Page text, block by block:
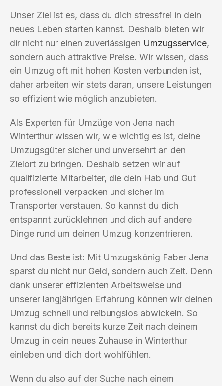
Unser Ziel ist es, dass du dich stressfrei in dein
neues Leben starten kannst. Deshalb bieten wir
dir nicht nur einen zuverlässigen Umzugsservice,
sondern auch attraktive Preise. Wir wissen, dass
ein Umzug oft mit hohen Kosten verbunden ist,
daher arbeiten wir stets daran, unsere Leistungen
so effizient wie möglich anzubieten.
Als Experten für Umzüge von Jena nach
Winterthur wissen wir, wie wichtig es ist, deine
Umzugsgüter sicher und unversehrt an den
Zielort zu bringen. Deshalb setzen wir auf
qualifizierte Mitarbeiter, die dein Hab und Gut
professionell verpacken und sicher im
Transporter verstauen. So kannst du dich
entspannt zurücklehnen und dich auf andere
Dinge rund um deinen Umzug konzentrieren.
Und das Beste ist: Mit Umzugskönig Faber Jena
sparst du nicht nur Geld, sondern auch Zeit. Denn
dank unserer effizienten Arbeitsweise und
unserer langjährigen Erfahrung können wir deinen
Umzug schnell und reibungslos abwickeln. So
kannst du dich bereits kurze Zeit nach deinem
Umzug in dein neues Zuhause in Winterthur
einleben und dich dort wohlfühlen.
Wenn du also auf der Suche nach einem